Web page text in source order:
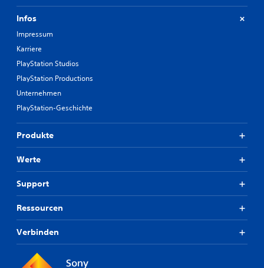
Infos
Impressum
Karriere
PlayStation Studios
PlayStation Productions
Unternehmen
PlayStation-Geschichte
Produkte
Werte
Support
Ressourcen
Verbinden